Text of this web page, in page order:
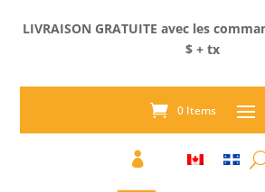
LIVRAISON GRATUITE avec les
$ + tx
0 Items
